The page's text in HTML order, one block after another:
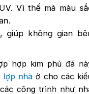
Vì thế mà màu
giúp không gian
hợp kim phủ đá
lợp nhà ở cho các
công trình như